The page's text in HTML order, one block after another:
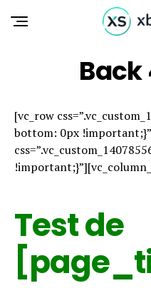
Back
[vc_row
bottom: 0px
Test de